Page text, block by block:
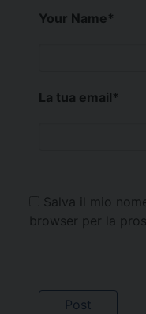
Your Name*
La tua email*
Salva il mio
browser per la